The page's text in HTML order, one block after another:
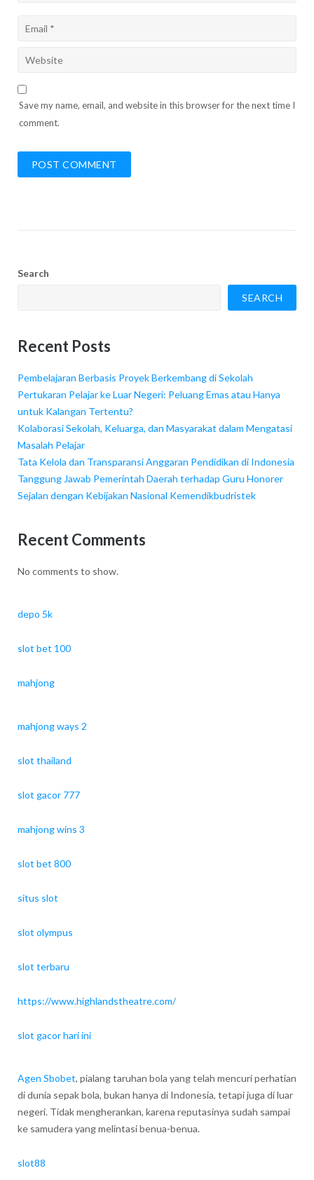
Save my name, email, and website in this browser for the next time I
comment.
Search
SEARCH
Recent Posts
Pembelajaran Berbasis Proyek Berkembang di Sekolah
Pertukaran Pelajar ke Luar Negeri: Peluang Emas atau Hanya
untuk Kalangan Tertentu?
Kolaborasi Sekolah, Keluarga, dan Masyarakat dalam Mengatasi
Masalah Pelajar
Tata Kelola dan Transparansi Anggaran Pendidikan di Indonesia
Tanggung Jawab Pemerintah Daerah terhadap Guru Honorer
Sejalan dengan Kebijakan Nasional Kemendikbudristek
Recent Comments
No comments to show.
depo 5k
slot bet 100
mahjong
mahjong ways 2
slot thailand
slot gacor 777
mahjong wins 3
slot bet 800
situs slot
slot olympus
slot terbaru
https://www.highlandstheatre.com/
slot gacor hari ini
Agen Sbobet, pialang taruhan bola yang telah mencuri perhatian
di dunia sepak bola, bukan hanya di Indonesia, tetapi juga di luar
negeri. Tidak mengherankan, karena reputasinya sudah sampai
ke samudera yang melintasi benua-benua.
slot88